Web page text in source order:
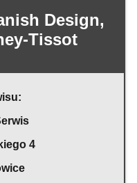
Design,
Tissot
4